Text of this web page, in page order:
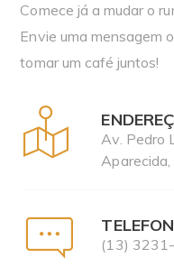
Comece já a mudar o
Envie uma mensagem
tomar um café juntos!
Av. Pedro
(13)